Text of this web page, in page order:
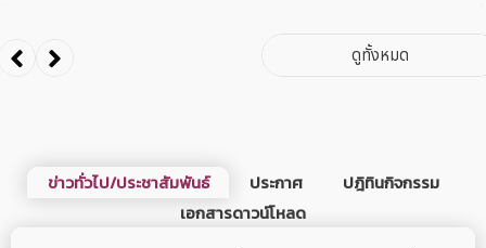
ข่าวทั่วไป/ประชาสัมพันธ์ ประกาศ
ปฎิทินกิจกรรม
เอกสารดาวน์โหลด